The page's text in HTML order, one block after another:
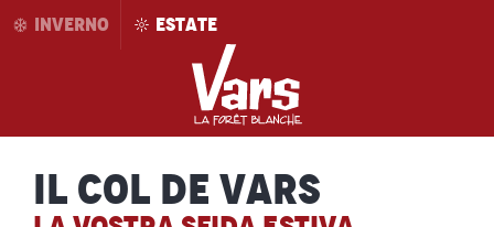
AllerINVERNO ESTATE
Il Col de Vars